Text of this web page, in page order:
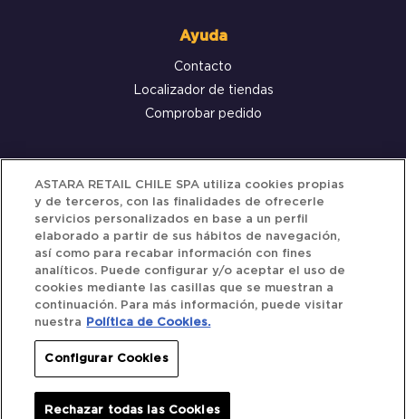
Ayuda
Contacto
Localizador de tiendas
Comprobar pedido
Servicio al cliente
Términos y Condiciones
Política de privacidad
Siguenos
Redes Sociales
ASTARA RETAIL CHILE SPA utiliza cookies propias
y de terceros, con las finalidades de ofrecerle
servicios personalizados en base a un perfil
elaborado a partir de sus hábitos de navegación,
así como para recabar información con fines
analíticos. Puede configurar y/o aceptar el uso de
cookies mediante las casillas que se muestran a
continuación. Para más información, puede visitar
nuestra
Política de Cookies.
Configurar Cookies
Rechazar todas las Cookies